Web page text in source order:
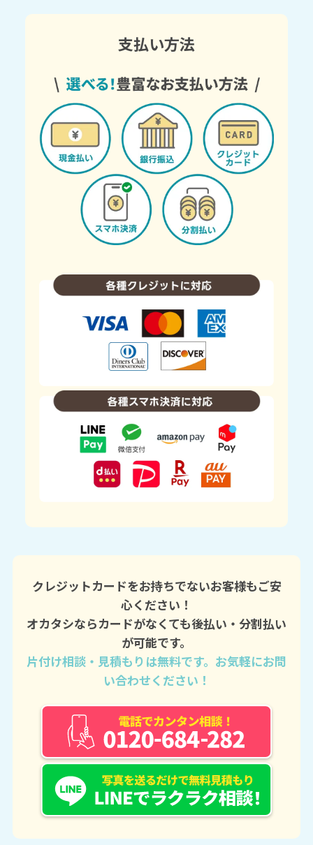
支払い方法
クレジットカードをお持ちでないお客様もご安
心ください！
オカタシならカードがなくても後払い・分割払い
が可能です。
片付け相談・見積もりは無料です。お気軽にお問
い合わせください！